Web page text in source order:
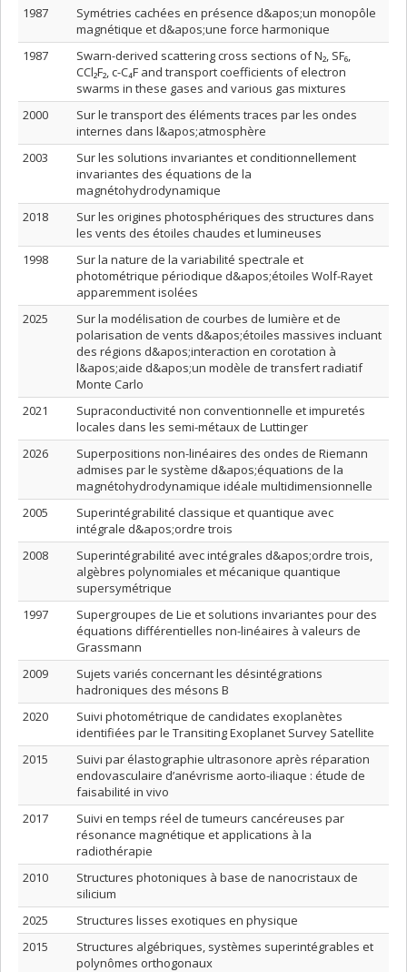
1987
Symétries cachées en présence d&apos;un monopôle
magnétique et d&apos;une force harmonique
1987
Swarn-derived scattering cross sections of N₂, SF₆,
CCl₂F₂, c-C₄F and transport coefficients of electron
swarms in these gases and various gas mixtures
2000
Sur le transport des éléments traces par les ondes
internes dans l&apos;atmosphère
2003
Sur les solutions invariantes et conditionnellement
invariantes des équations de la
magnétohydrodynamique
2018
Sur les origines photosphériques des structures dans
les vents des étoiles chaudes et lumineuses
1998
Sur la nature de la variabilité spectrale et
photométrique périodique d&apos;étoiles Wolf-Rayet
apparemment isolées
2025
Sur la modélisation de courbes de lumière et de
polarisation de vents d&apos;étoiles massives incluant
des régions d&apos;interaction en corotation à
l&apos;aide d&apos;un modèle de transfert radiatif
Monte Carlo
2021
Supraconductivité non conventionnelle et impuretés
locales dans les semi-métaux de Luttinger
2026
Superpositions non-linéaires des ondes de Riemann
admises par le système d&apos;équations de la
magnétohydrodynamique idéale multidimensionnelle
2005
Superintégrabilité classique et quantique avec
intégrale d&apos;ordre trois
2008
Superintégrabilité avec intégrales d&apos;ordre trois,
algèbres polynomiales et mécanique quantique
supersymétrique
1997
Supergroupes de Lie et solutions invariantes pour des
équations différentielles non-linéaires à valeurs de
Grassmann
2009
Sujets variés concernant les désintégrations
hadroniques des mésons B
2020
Suivi photométrique de candidates exoplanètes
identifiées par le Transiting Exoplanet Survey Satellite
2015
Suivi par élastographie ultrasonore après réparation
endovasculaire d’anévrisme aorto-iliaque : étude de
faisabilité in vivo
2017
Suivi en temps réel de tumeurs cancéreuses par
résonance magnétique et applications à la
radiothérapie
2010
Structures photoniques à base de nanocristaux de
silicium
2025
Structures lisses exotiques en physique
2015
Structures algébriques, systèmes superintégrables et
polynômes orthogonaux